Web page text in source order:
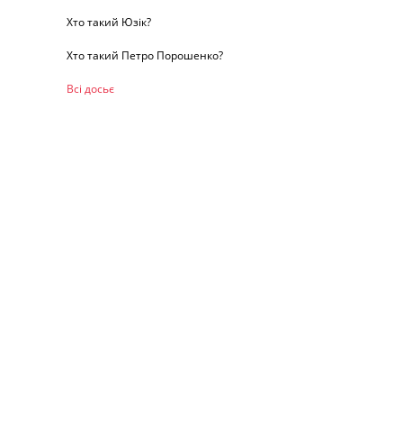
Хто такий Юзік?
Хто такий Петро Порошенко?
Всі досьє